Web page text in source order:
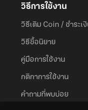
วิธีการใช้งาน
วิธีเติม Coin / ชำระเ
วิธีซื้อนิยาย
คู่มือการใช้งาน
กติกาการใช้งาน
คำถามที่พบบ่อย